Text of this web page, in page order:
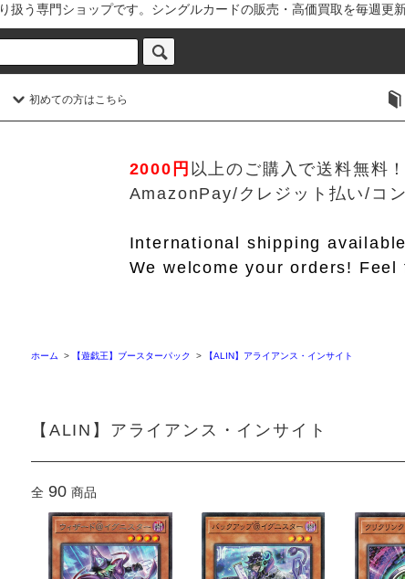
う専門ショップです。シングルカードの販売・高価買取を毎週更新
初めての方はこちら
2000円 以上のご購入で送料無料！
AmazonPay/クレジット払い/コ
International shipping
We welcome your orders!
ホーム > 【遊戯王】ブースターパック > 【ALIN】アライアンス・インサイト
【ALIN】アライアンス・インサイト
全 90 商品